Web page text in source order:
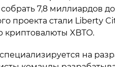
собрать 7,8
проекта стали Liberty
XBTO.
на